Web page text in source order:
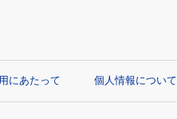
にあたって 個人情報について